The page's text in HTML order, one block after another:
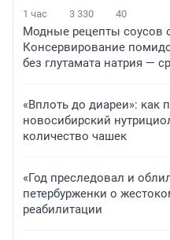
1 час 3 330 40
Модные рецепты соусов
Консервирование
без глутамата натрия —
«Вплоть до диареи»: как
новосибирский
количество чашек
«Год преследовал и
петербурженки о
реабилитации